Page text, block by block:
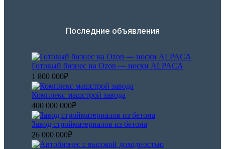
Последние объявления
Готовый бизнес на Ozon — носки ALPACA
1 800 000₽
Комплекс машстрой завода
400 000 000₽
Завод стройматериалов из бетона
26 000 000₽